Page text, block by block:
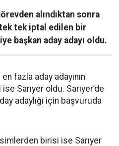
alındıktan sonra
tek iptal edilen bir
başkan aday adayı oldu.
fazla aday adayının
Sarıyer oldu. Sarıyer’de
adaylığı için başvuruda
birisi ise Sarıyer